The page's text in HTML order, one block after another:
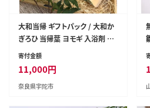
大和当帰 ギフトパック / 大和か
ぎろひ 当帰葉 ヨモギ 入浴剤 乾
燥茶 焙煎茶 奈良県 宇陀市 お中
土産
寄付金額
11,000円
奈良県宇陀市